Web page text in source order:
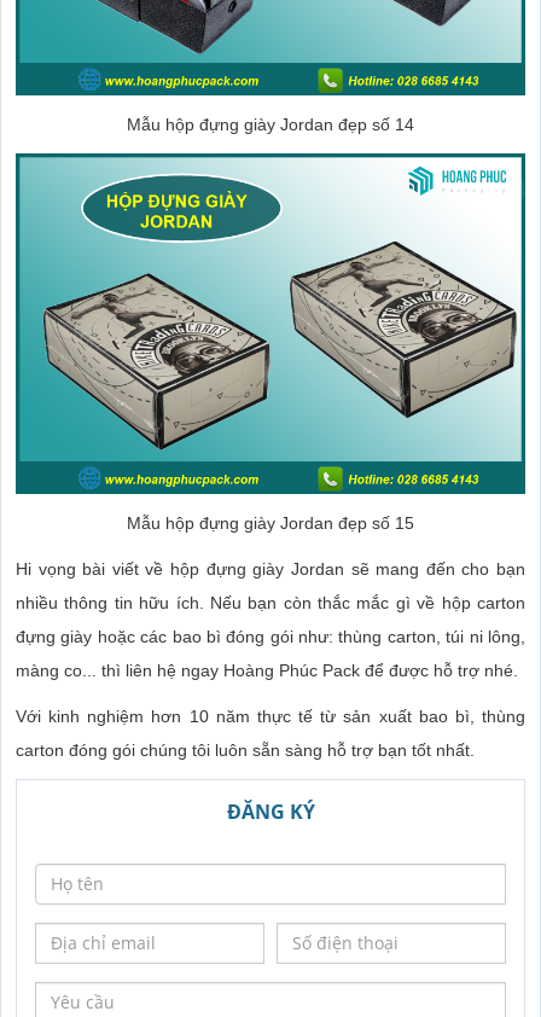
Mẫu hộp đựng giày Jordan đẹp số 14
Mẫu hộp đựng giày Jordan đẹp số 15
Hi vọng bài viết về hộp đựng giày Jordan sẽ mang đến cho bạn
nhiều thông tin hữu ích. Nếu bạn còn thắc mắc gì về hộp carton
đựng giày hoặc các bao bì đóng gói như: thùng carton, túi ni lông,
màng co... thì liên hệ ngay Hoàng Phúc Pack để được hỗ trợ nhé.
Với kinh nghiệm hơn 10 năm thực tế từ sản xuất bao bì, thùng
carton đóng gói chúng tôi luôn sẵn sàng hỗ trợ bạn tốt nhất.
ĐĂNG KÝ